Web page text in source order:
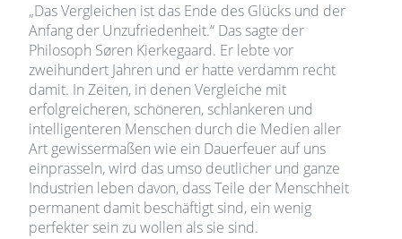
„Das Vergleichen ist das Ende des Glücks und der
Anfang der Unzufriedenheit.“ Das sagte der
Philosoph Søren Kierkegaard. Er lebte vor
zweihundert Jahren und er hatte verdamm recht
damit. In Zeiten, in denen Vergleiche mit
erfolgreicheren, schöneren, schlankeren und
intelligenteren Menschen durch die Medien aller
Art gewissermaßen wie ein Dauerfeuer auf uns
einprasseln, wird das umso deutlicher und ganze
Industrien leben davon, dass Teile der Menschheit
permanent damit beschäftigt sind, ein wenig
perfekter sein zu wollen als sie sind.